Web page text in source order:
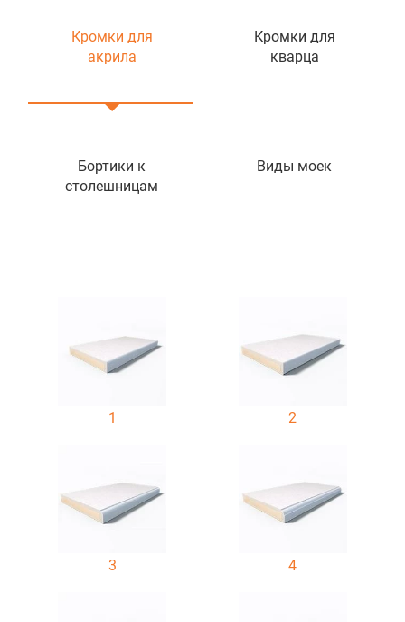
Кромки для
акрила
Кромки для
кварца
Бортики к
столешницам
Виды моек
1 2
3 4